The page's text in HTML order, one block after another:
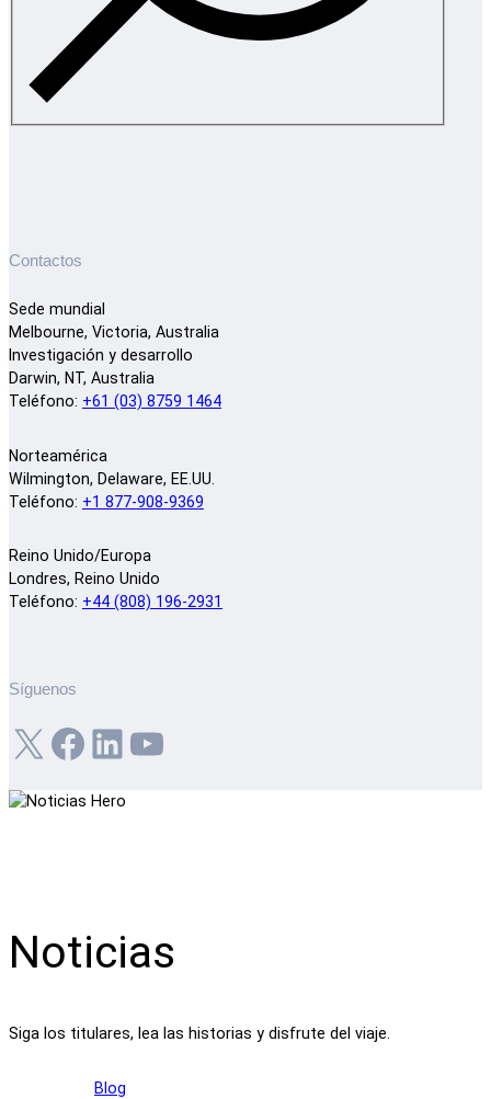
Contactos
Sede mundial
Melbourne, Victoria, Australia
Investigación y desarrollo
Darwin, NT, Australia
Teléfono: +61 (03) 8759 1464
Norteamérica
Wilmington, Delaware, EE.UU.
Teléfono: +1 877-908-9369
Reino Unido/Europa
Londres, Reino Unido
Teléfono: +44 (808) 196-2931
Síguenos
X Facebook LinkedIn YouTube
Noticias
Siga los titulares, lea las historias y disfrute del viaje.
Blog